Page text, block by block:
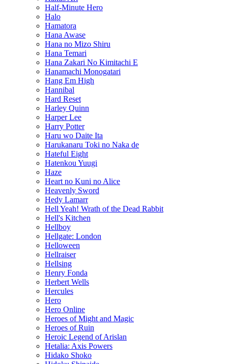
Half-Minute Hero
Halo
Hamatora
Hana Awase
Hana no Mizo Shiru
Hana Temari
Hana Zakari No Kimitachi E
Hanamachi Monogatari
Hang Em High
Hannibal
Hard Reset
Harley Quinn
Harper Lee
Harry Potter
Haru wo Daite Ita
Harukanaru Toki no Naka de
Hateful Eight
Hatenkou Yuugi
Haze
Heart no Kuni no Alice
Heavenly Sword
Hedy Lamarr
Hell Yeah! Wrath of the Dead Rabbit
Hell's Kitchen
Hellboy
Hellgate: London
Helloween
Hellraiser
Hellsing
Henry Fonda
Herbert Wells
Hercules
Hero
Hero Online
Heroes of Might and Magic
Heroes of Ruin
Heroic Legend of Arislan
Hetalia: Axis Powers
Hidako Shoko